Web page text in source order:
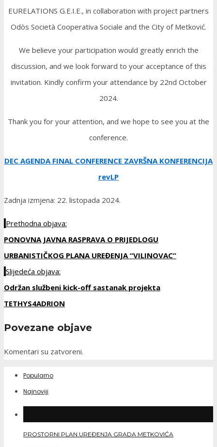
EURELATIONS G.E.I.E., in collaboration with project partners
Odòs Società Cooperativa Sociale and the City of Metković.
We believe your participation would greatly enrich the
discussion, and we look forward to your acceptance of this
invitation. Kindly confirm your attendance by 22nd October
2024.
Thank you for your attention, and we hope to see you at the
conference.
DEC AGENDA FINAL CONFERENCE ZAVRŠNA KONFERENCIJA
revLP
Zadnja izmjena: 22. listopada 2024.
Prethodna objava:
PONOVNA JAVNA RASPRAVA O PRIJEDLOGU
URBANISTIČKOG PLANA UREĐENJA “VILINOVAC”
Slijedeća objava:
Održan službeni kick-off sastanak projekta
TETHYS4ADRION
Povezane objave
Komentari su zatvoreni.
Popularno
Najnoviji
PROSTORNI PLAN UREĐENJA GRADA METKOVIĆA